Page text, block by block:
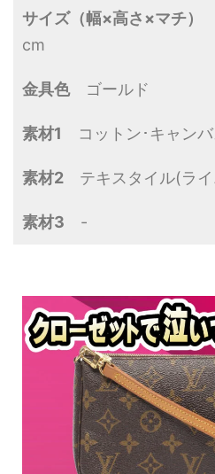
サイズ（幅×高さ×マチ）
cm
金具色ゴールド
素材1 コットン･キャンバ
素材2 テキスタイル(ライ
素材3 -